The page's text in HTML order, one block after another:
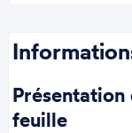
feuille